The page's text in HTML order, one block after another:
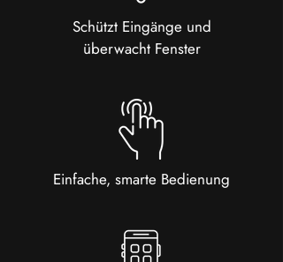
Schützt Eingänge und
überwacht Fenster
Einfache, smarte Bedienung